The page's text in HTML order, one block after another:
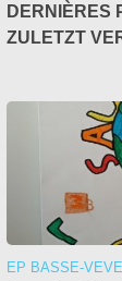
DERNIÈRES
ZULETZT
EP BASSE-